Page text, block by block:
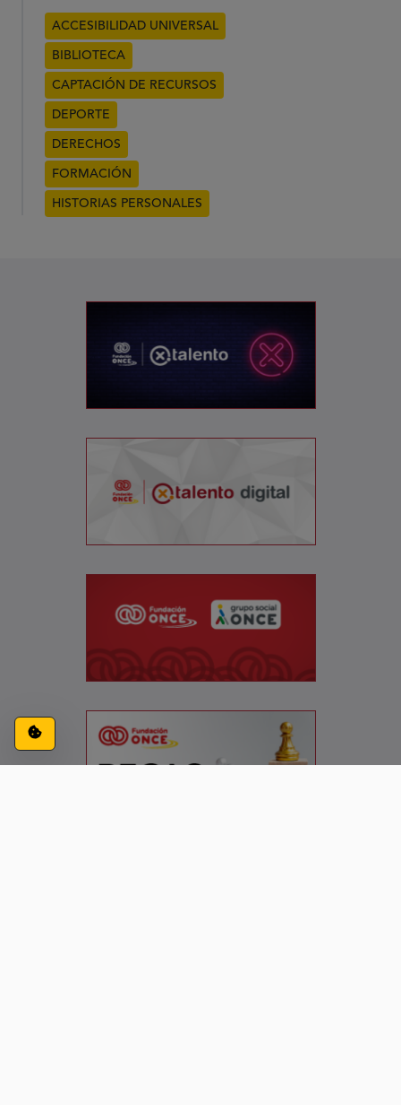
Configuración de cookies
ACCESIBILIDAD UNIVERSAL
BIBLIOTECA
CAPTACIÓN DE RECURSOS
DEPORTE
DERECHOS
FORMACIÓN
HISTORIAS PERSONALES